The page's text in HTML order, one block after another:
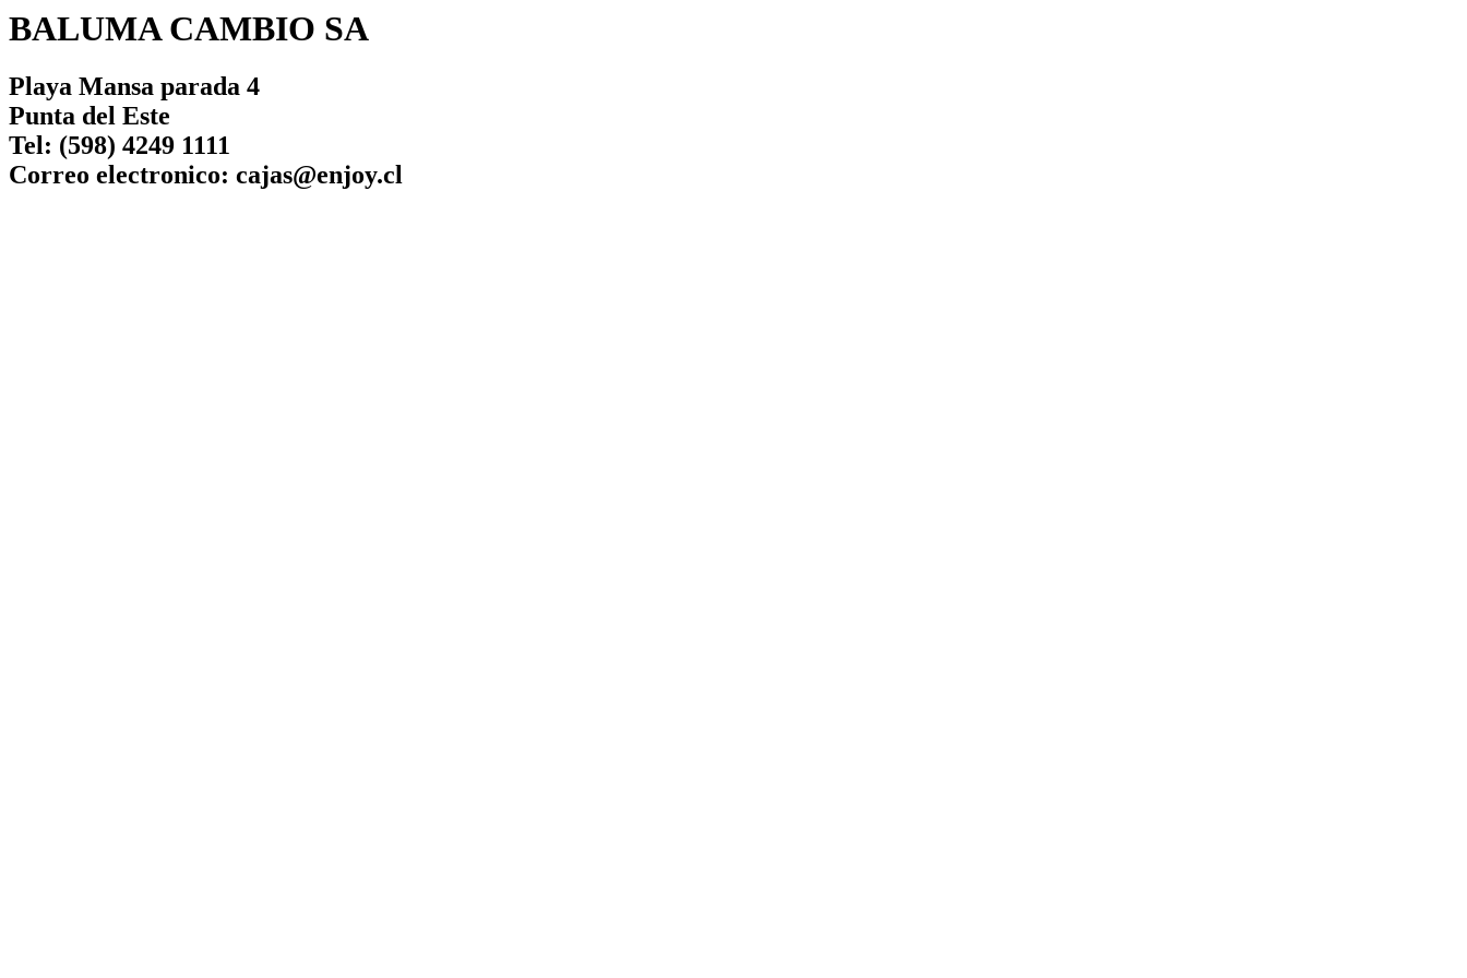
BALUMA CAMBIO SA
Playa Mansa parada 4
Punta del Este
Tel: (598) 4249 1111
Correo electronico: cajas@enjoy.cl